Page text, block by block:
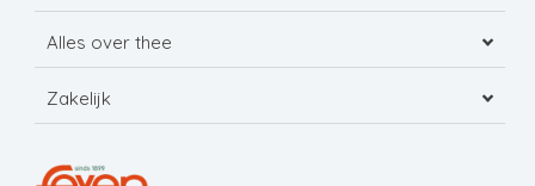
Alles over thee
Zakelijk